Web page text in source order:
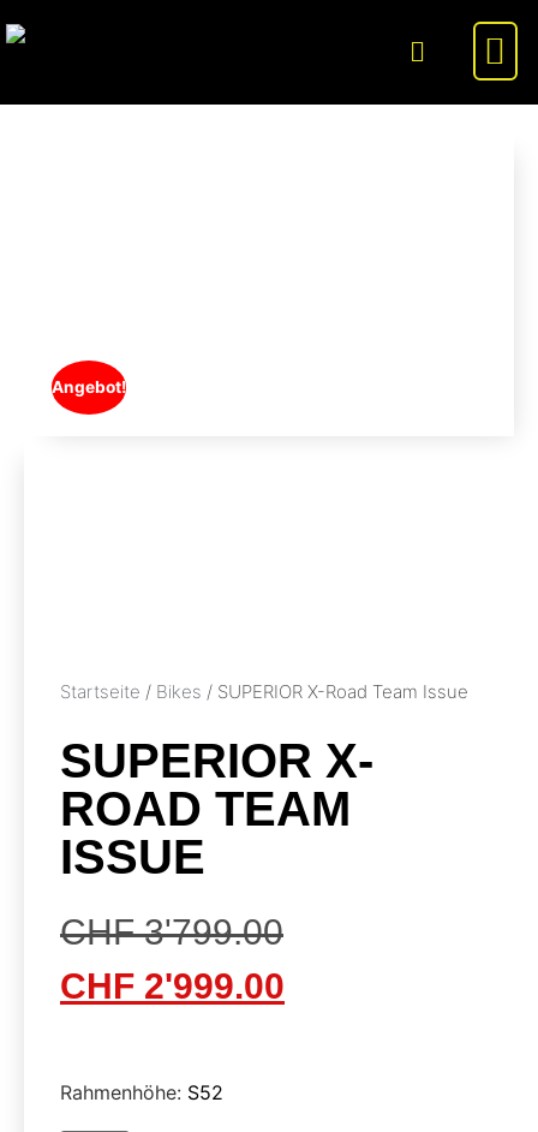
Startseite / Bikes / SUPERIOR X-Road Team Issue
SUPERIOR X-
ROAD TEAM
ISSUE
CHF3'799.00
CHF 2'999.00
Rahmenhöhe: S52
Angebot!